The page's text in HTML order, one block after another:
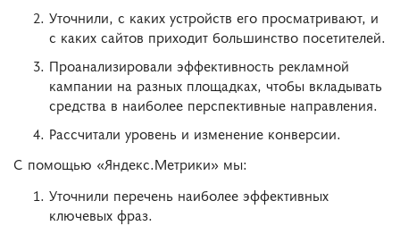
Уточнили, с каких устройств его просматривают, и
с каких сайтов приходит большинство посетителей.
Проанализировали эффективность рекламной
кампании на разных площадках, чтобы вкладывать
средства в наиболее перспективные направления.
Рассчитали уровень и изменение конверсии.
С помощью «Яндекс.Метрики» мы:
Уточнили перечень наиболее эффективных
ключевых фраз.